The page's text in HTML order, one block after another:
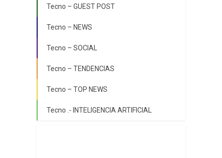
Tecno – GUEST POST
Tecno – NEWS
Tecno – SOCIAL
Tecno – TENDENCIAS
Tecno – TOP NEWS
Tecno .- INTELIGENCIA ARTIFICIAL